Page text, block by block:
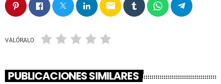
email
VALÓRALO
PUBLICACIONES SIMILARES